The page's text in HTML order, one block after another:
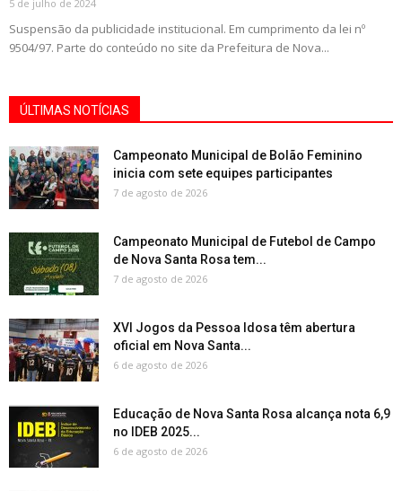
5 de julho de 2024
Suspensão da publicidade institucional. Em cumprimento da lei nº
9504/97. Parte do conteúdo no site da Prefeitura de Nova...
ÚLTIMAS NOTÍCIAS
Campeonato Municipal de Bolão Feminino
inicia com sete equipes participantes
7 de agosto de 2026
Campeonato Municipal de Futebol de Campo
de Nova Santa Rosa tem...
7 de agosto de 2026
XVI Jogos da Pessoa Idosa têm abertura
oficial em Nova Santa...
6 de agosto de 2026
Educação de Nova Santa Rosa alcança nota 6,9
no IDEB 2025...
6 de agosto de 2026